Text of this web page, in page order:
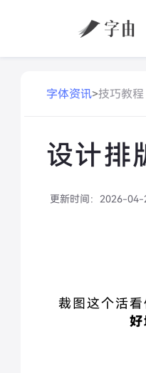
字体资讯>技巧教程
设计排
更新时间： 2026-04-
裁图这个活